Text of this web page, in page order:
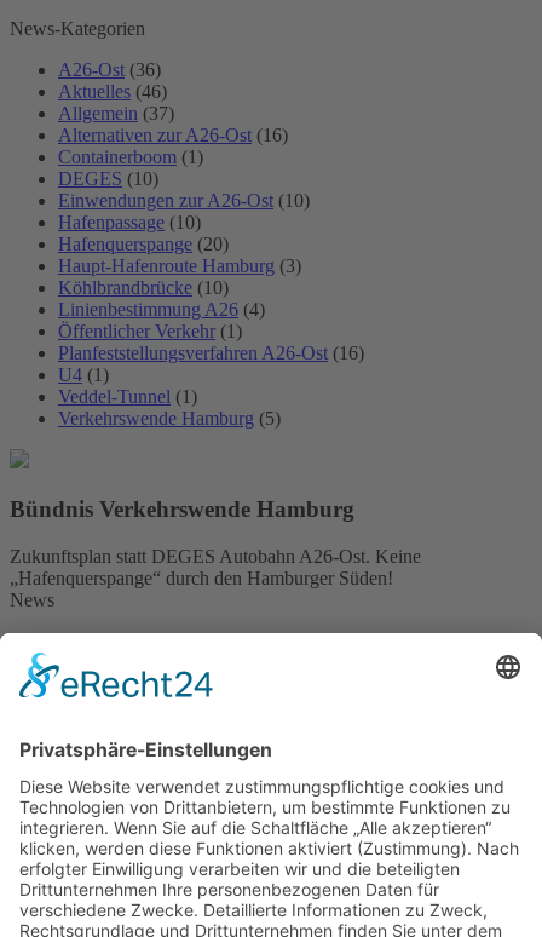
News-Kategorien
A26-Ost (36)
Aktuelles (46)
Allgemein (37)
Alternativen zur A26-Ost (16)
Containerboom (1)
DEGES (10)
Einwendungen zur A26-Ost (10)
Hafenpassage (10)
Hafenquerspange (20)
Haupt-Hafenroute Hamburg (3)
Köhlbrandbrücke (10)
Linienbestimmung A26 (4)
Öffentlicher Verkehr (1)
Planfeststellungsverfahren A26-Ost (16)
U4 (1)
Veddel-Tunnel (1)
Verkehrswende Hamburg (5)
Bündnis Verkehrswende Hamburg
Zukunftsplan statt DEGES Autobahn A26-Ost. Keine
„Hafenquerspange“ durch den Hamburger Süden!
News
Georg
13. Mai 2024
23. April 2023
Hamburger Klimaschutzbewegung
10. März 2023
News von Zukunft Elbinsel e.V.
Trauer um endgültiges AUS für das Wilhelmsburger
Krankenhaus zum 30.6.2026 25. Juni 2026